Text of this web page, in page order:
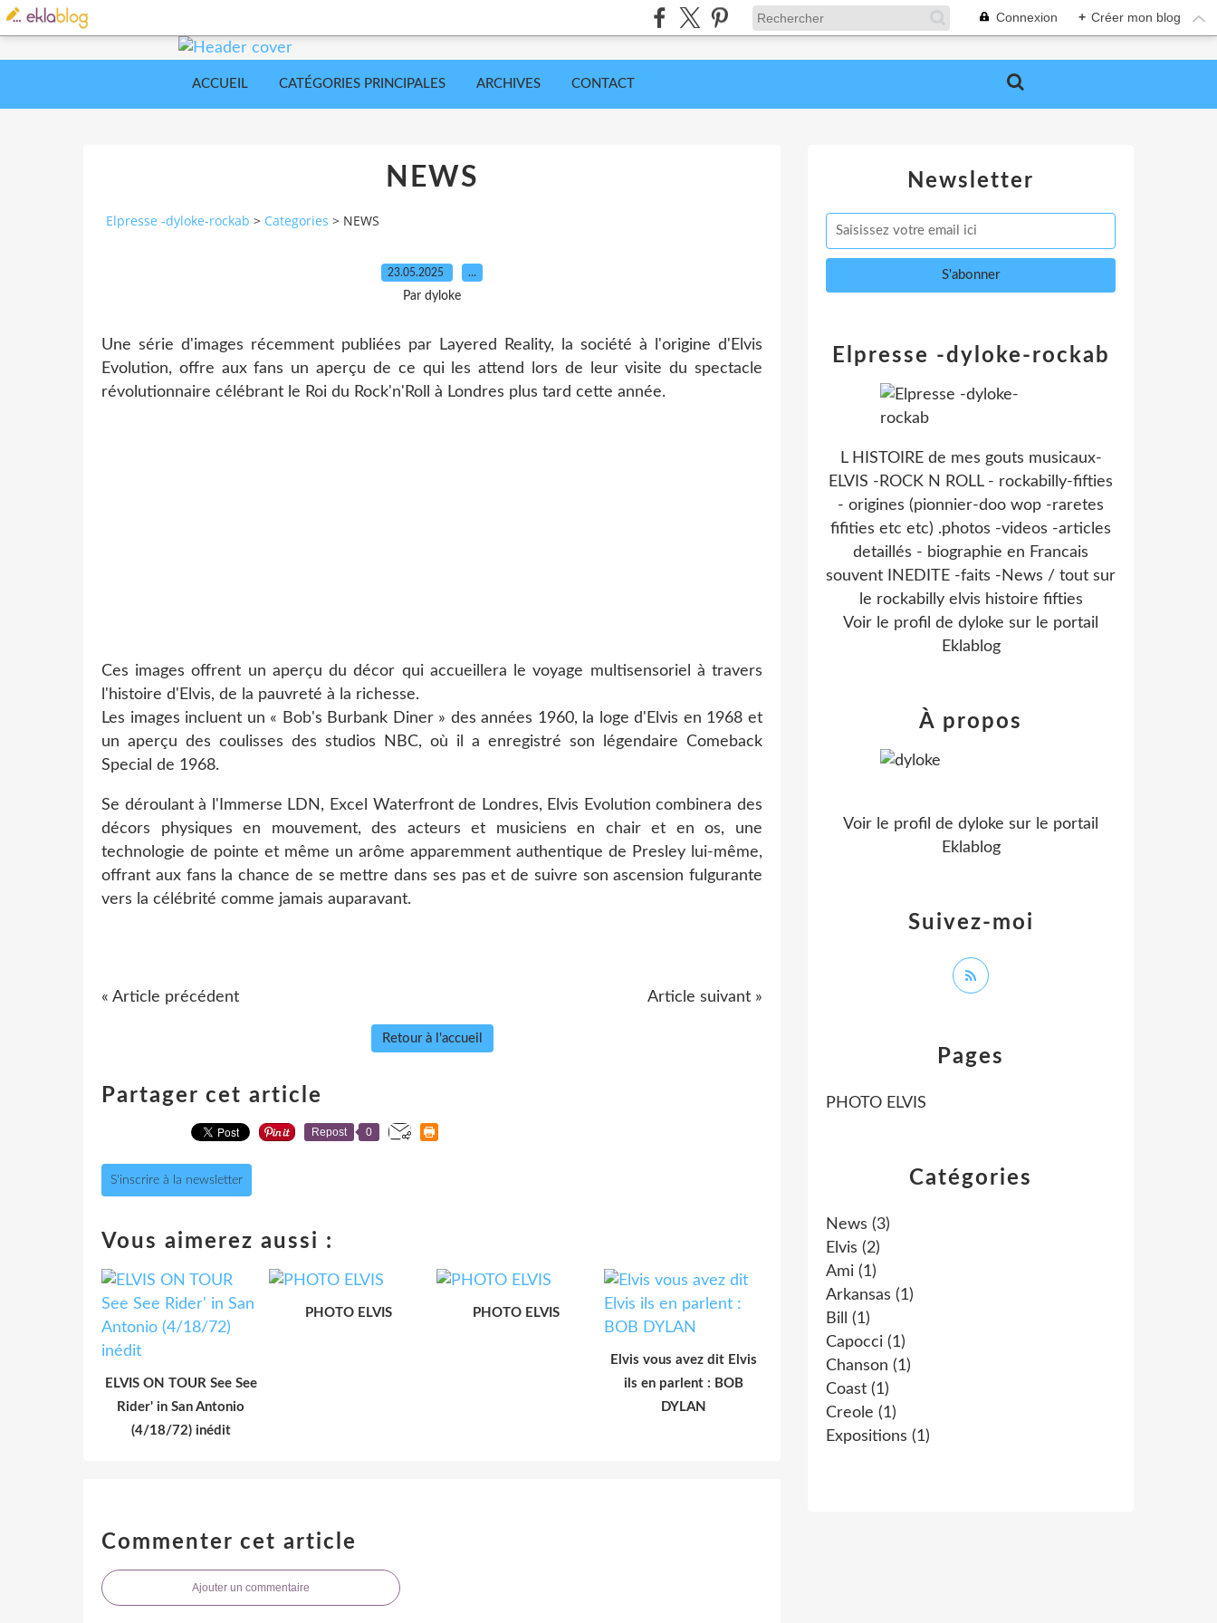
Connexion + Créer mon blog
ACCUEIL CATÉGORIES PRINCIPALES ARCHIVES CONTACT
NEWS
Elpresse -dyloke-rockab > Categories > NEWS
23.05.2025 …
Par dyloke
Une série d'images récemment publiées par Layered Reality, la société à l'origine d'Elvis
Evolution, offre aux fans un aperçu de ce qui les attend lors de leur visite du spectacle
révolutionnaire célébrant le Roi du Rock'n'Roll à Londres plus tard cette année.
Ces images offrent un aperçu du décor qui accueillera le voyage multisensoriel à travers
l'histoire d'Elvis, de la pauvreté à la richesse.
Les images incluent un « Bob's Burbank Diner » des années 1960, la loge d'Elvis en 1968 et
un aperçu des coulisses des studios NBC, où il a enregistré son légendaire Comeback
Special de 1968.
Se déroulant à l'Immerse LDN, Excel Waterfront de Londres, Elvis Evolution combinera des
décors physiques en mouvement, des acteurs et musiciens en chair et en os, une
technologie de pointe et même un arôme apparemment authentique de Presley lui-même,
offrant aux fans la chance de se mettre dans ses pas et de suivre son ascension fulgurante
vers la célébrité comme jamais auparavant.
« Article précédent Article suivant »
Retour à l'accueil
Partager cet article
Repost 0
S'inscrire à la newsletter
Vous aimerez aussi :
ELVIS ON TOUR See See
Rider' in San Antonio
(4/18/72) inédit
PHOTO ELVIS PHOTO ELVIS
Elvis vous avez dit Elvis
ils en parlent : BOB
DYLAN
Commenter cet article
Ajouter un commentaire
Newsletter
Catégories
News (3)
Elvis (2)
Ami (1)
Arkansas (1)
Bill
(1)
Capocci (1)
Chanson (1)
Coast (1)
Creole (1)
Expositions (1)
Pages
PHOTO ELVIS
Elpresse -dyloke-rockab
L HISTOIRE de mes gouts musicaux-
ELVIS -ROCK N ROLL - rockabilly-fifties
- origines (pionnier-doo wop -raretes
fifities etc etc) .photos -videos -articles
detaillés - biographie en Francais
souvent INEDITE -faits -News / tout sur
le rockabilly elvis histoire fifties
Voir le profil de dyloke sur le portail
Eklablog
Suivez-moi
À propos
Voir le profil de dyloke sur le portail
Eklablog